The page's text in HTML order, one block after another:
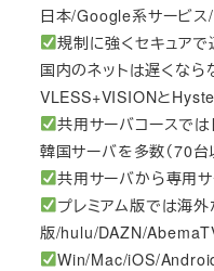
日本/Google系サービス
規制に強くセキュア
国内のネットは遅くな
VLESS+VISIONと
共用サーバコースで
韓国サーバを多数（70
共用サーバから専用
プレミアム版では海
版/hulu/DAZN/
Win/Mac/iOS/Android